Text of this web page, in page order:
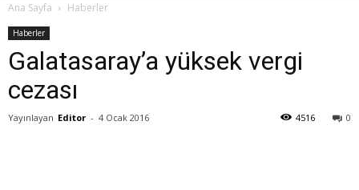
Ana Sayfa Haberler
Haberler
Galatasaray’a yüksek vergi
cezası
Yayınlayan Editor - 4 Ocak 2016 0
4516